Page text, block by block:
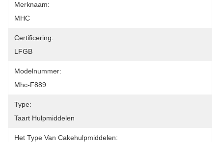
Merknaam:
MHC
Certificering:
LFGB
Modelnummer:
Mhc-F889
Type:
Taart Hulpmiddelen
Het Type Van Cakehulpmiddelen: